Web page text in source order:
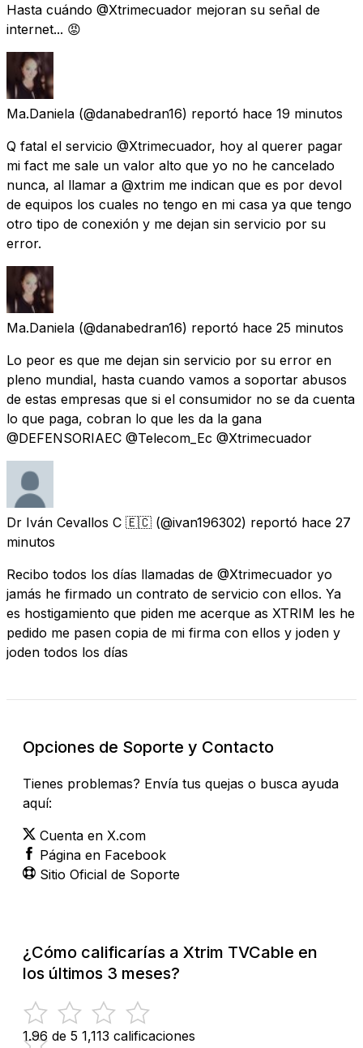
Hasta cuándo @Xtrimecuador mejoran su señal de
internet... 😡
Ma.Daniela (@danabedran16) reportó hace 19 minutos
Q fatal el servicio @Xtrimecuador, hoy al querer pagar
mi fact me sale un valor alto que yo no he cancelado
nunca, al llamar a @xtrim me indican que es por devol
de equipos los cuales no tengo en mi casa ya que tengo
otro tipo de conexión y me dejan sin servicio por su
error.
Ma.Daniela (@danabedran16) reportó hace 25 minutos
Lo peor es que me dejan sin servicio por su error en
pleno mundial, hasta cuando vamos a soportar abusos
de estas empresas que si el consumidor no se da cuenta
lo que paga, cobran lo que les da la gana
@DEFENSORIAEC @Telecom_Ec @Xtrimecuador
Dr Iván Cevallos C 🇪🇨 (@ivan196302) reportó hace 27
minutos
Recibo todos los días llamadas de @Xtrimecuador yo
jamás he firmado un contrato de servicio con ellos. Ya
es hostigamiento que piden me acerque as XTRIM les he
pedido me pasen copia de mi firma con ellos y joden y
joden todos los días
Opciones de Soporte y Contacto
Tienes problemas? Envía tus quejas o busca ayuda
aquí:
Cuenta en X.com
Página en Facebook
Sitio Oficial de Soporte
¿Cómo calificarías a Xtrim TVCable en
los últimos 3 meses?
1.96 de 5 1,113 calificaciones